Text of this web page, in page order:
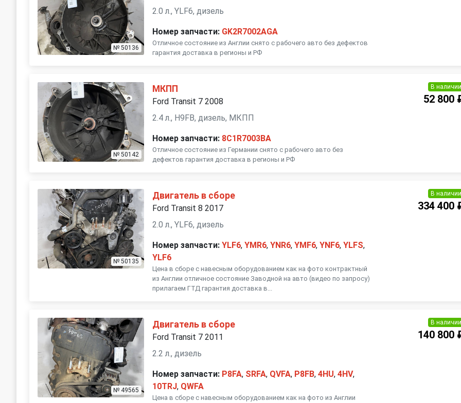
№ 50136
2.0 л., YLF6, дизель
Номер запчасти: GK2R7002AGA
Отличное состояние из Англии снято с рабочего авто без дефектов
гарантия доставка в регионы и РФ
№ 50142
МКПП
Ford Transit 7 2008
2.4 л., H9FB, дизель, МКПП
Номер запчасти: 8C1R7003BA
Отличное состояние из Германии снято с рабочего авто без
дефектов гарантия доставка в регионы и РФ
В
52 800
№ 50135
Двигатель в сборе
Ford Transit 8 2017
2.0 л., YLF6, дизель
Номер запчасти: YLF6,YMR6,YNR6,YMF6,YNF6,YLFS,
YLF6
Цена в сборе с навесным оборудованием как на фото контрактный
из Англии отличное состояние Заводной на авто (видео по запросу)
прилагаем ГТД гарантия доставка в...
В
334 400
№ 49565
Двигатель в сборе
Ford Transit 7 2011
2.2 л., дизель
Номер запчасти: P8FA, SRFA, QVFA, P8FB,4HU,4HV,
10TRJ, QWFA
Цена в сборе с навесным оборудованием как на фото из Англии
В
140 800